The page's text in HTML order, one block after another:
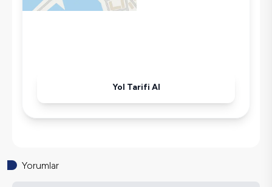
Korunaklı Havuz
Yol Tarifi Al
Yorumlar